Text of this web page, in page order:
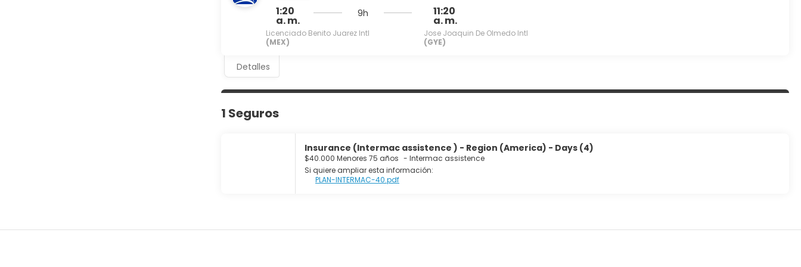
1:20
a. m.
Licenciado Benito Juarez Intl
(MEX)
9h 11:20
a. m.
Jose Joaquin De Olmedo Intl
(GYE)
Detalles
1 Seguros
Insurance (Intermac assistence ) - Region (America) - Days (4)
$40.000 Menores 75 años - Intermac assistence
Si quiere ampliar esta información:
PLAN-INTERMAC-40.pdf